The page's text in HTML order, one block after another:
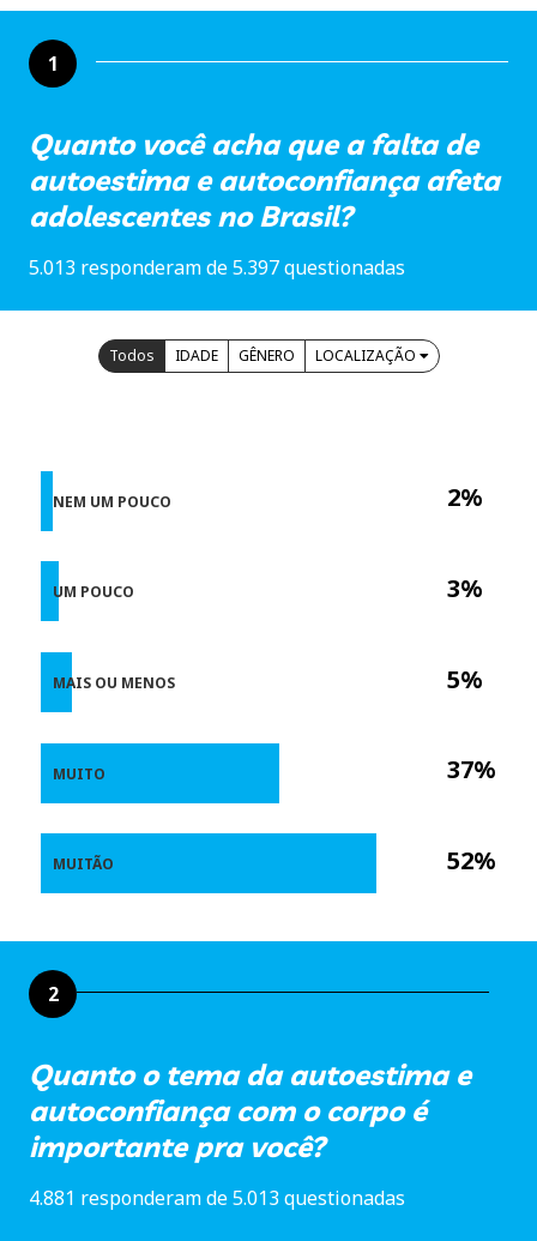
1
Quanto você acha que a falta de
autoestima e autoconfiança afeta
adolescentes no Brasil?
5.013 responderam de 5.397 questionadas
Todos IDADE GÊNERO LOCALIZAÇÃO
2%
3%
5%
37%
52%
NEM UM POUCO
UM POUCO
MAIS OU MENOS
MUITO
MUITÃO
2
Quanto o tema da autoestima e
autoconfiança com o corpo é
importante pra você?
4.881 responderam de 5.013 questionadas